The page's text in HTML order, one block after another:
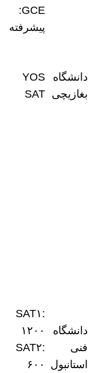
GCE:
پیشرفته
دانشگاه
بغازیچی
YOS
SAT
دانشگاه
فنی
استانبول
SAT۱:
۱۲۰۰
SAT۲:
۶۰۰